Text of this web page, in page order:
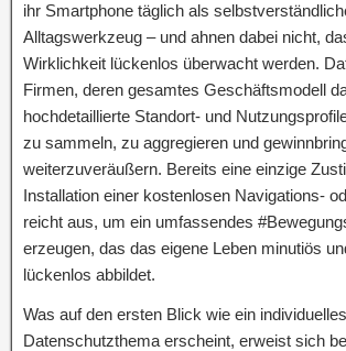
ihr Smartphone täglich als
Alltagswerkzeug – und ahnen dabei nicht,
Wirklichkeit lückenlos überwacht werden.
Firmen, deren gesamtes Geschäftsmodell
hochdetaillierte Standort- und
zu sammeln, zu aggregieren und
weiterzuveräußern. Bereits eine einzige
Installation einer kostenlosen Navigations-
reicht aus, um ein umfassendes
erzeugen, das das eigene Leben minutiös
lückenlos abbildet.
Was auf den ersten Blick wie ein individuelles
Datenschutzthema erscheint, erweist sich